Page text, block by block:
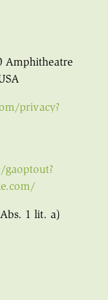
Amphitheatre
privacy?
1 lit. a)